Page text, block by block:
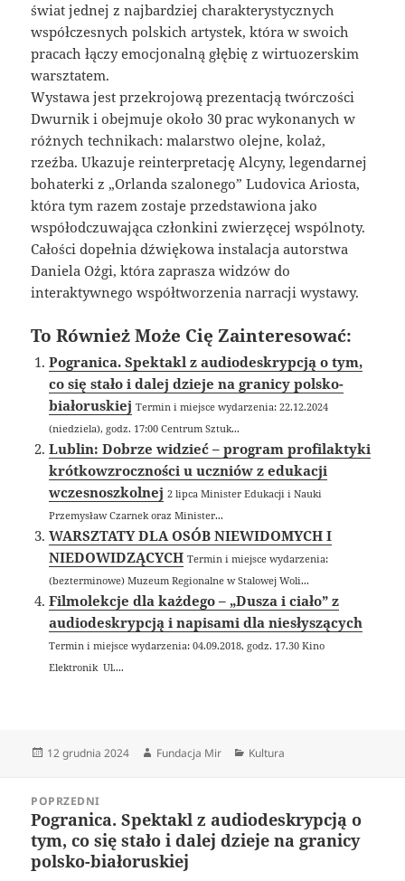
świat jednej z najbardziej charakterystycznych
współczesnych polskich artystek, która w swoich
pracach łączy emocjonalną głębię z wirtuozerskim
warsztatem.
Wystawa jest przekrojową prezentacją twórczości
Dwurnik i obejmuje około 30 prac wykonanych w
różnych technikach: malarstwo olejne, kolaż,
rzeźba. Ukazuje reinterpretację Alcyny, legendarnej
bohaterki z „Orlanda szalonego” Ludovica Ariosta,
która tym razem zostaje przedstawiona jako
współodczuwająca członkini zwierzęcej wspólnoty.
Całości dopełnia dźwiękowa instalacja autorstwa
Daniela Ożgi, która zaprasza widzów do
interaktywnego współtworzenia narracji wystawy.
To Również Może Cię Zainteresować:
Pogranica. Spektakl z audiodeskrypcją o tym,
co się stało i dalej dzieje na granicy polsko-
białoruskiej Termin i miejsce wydarzenia: 22.12.2024
(niedziela), godz. 17:00 Centrum Sztuk...
Lublin: Dobrze widzieć – program profilaktyki
krótkowzroczności u uczniów z edukacji
wczesnoszkolnej 2 lipca Minister Edukacji i Nauki
Przemysław Czarnek oraz Minister...
WARSZTATY DLA OSÓB NIEWIDOMYCH I
NIEDOWIDZĄCYCH Termin i miejsce wydarzenia:
(bezterminowe) Muzeum Regionalne w Stalowej Woli...
Filmolekcje dla każdego – „Dusza i ciało” z
audiodeskrypcją i napisami dla niesłyszących
Termin i miejsce wydarzenia: 04.09.2018, godz. 17.30 Kino
Elektronik Ul....
Data
12 grudnia 2024 Autor
Fundacja Mir Kategorie
Kultura
wpisuPOPRZEDNI
Poprzedni
wpis:
Pogranica. Spektakl z audiodeskrypcją o
tym, co się stało i dalej dzieje na granicy
polsko-białoruskiej